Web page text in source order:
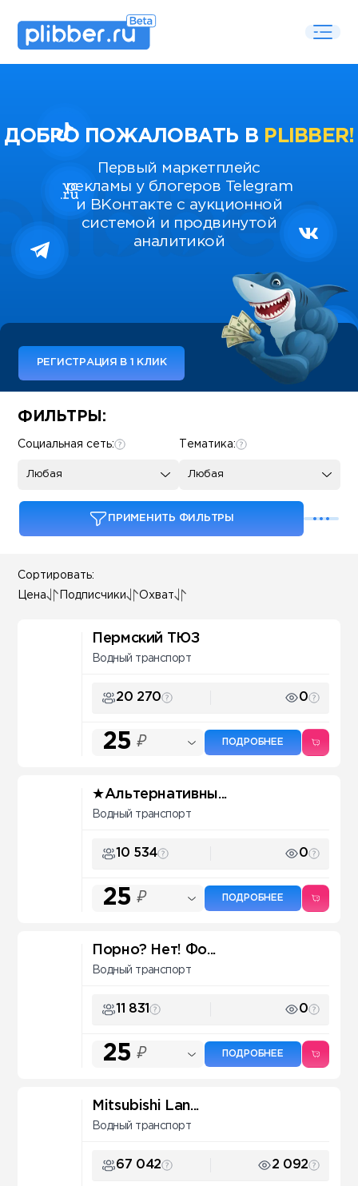
ДОБРО ПОЖАЛОВАТЬ В PLIBBER!
Первый маркетплейс
рекламы у блогеров Telegram
и ВКонтакте с аукционной
системой и продвинутой
аналитикой
РЕГИСТРАЦИЯ В 1 КЛИК
Some SEO Title
ФИЛЬТРЫ:
Тематика:
Любая
Социальная сеть:
Любая
ПРИМЕНИТЬ ФИЛЬТРЫ
Сортировать:
Цена Подписчики Охват
Пермский ТЮЗ
Водный транспорт
20 270 0
25 ₽ ПОДРОБНЕЕ
★Альтернативны...
Водный транспорт
10 534 0
25 ₽ ПОДРОБНЕЕ
Порно? Нет! Фо...
Водный транспорт
11 831 0
25 ₽ ПОДРОБНЕЕ
Mitsubishi Lan...
Водный транспорт
67 042 2 092